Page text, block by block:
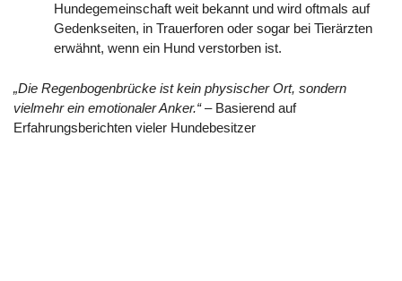
Hundegemeinschaft weit bekannt und wird oftmals auf
Gedenkseiten, in Trauerforen oder sogar bei Tierärzten
erwähnt, wenn ein Hund verstorben ist.
„Die Regenbogenbrücke ist kein physischer Ort, sondern
vielmehr ein emotionaler Anker.“– Basierend auf
Erfahrungsberichten vieler Hundebesitzer